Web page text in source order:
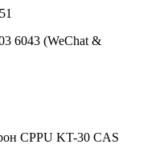
6043 (WeChat &